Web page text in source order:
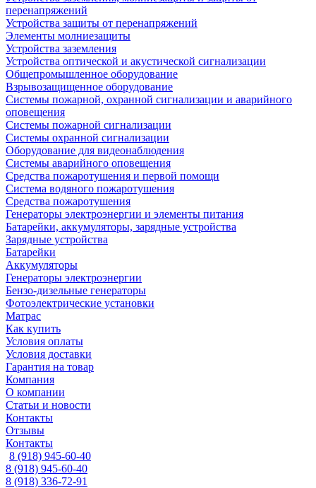
перенапряжений
Устройства защиты от перенапряжений
Элементы молниезащиты
Устройства заземления
Устройства оптической и акустической сигнализации
Общепромышленное оборудование
Взрывозащищенное оборудование
Системы пожарной, охранной сигнализации и аварийного
оповещения
Системы пожарной сигнализации
Системы охранной сигнализации
Оборудование для видеонаблюдения
Системы аварийного оповещения
Средства пожаротушения и первой помощи
Система водяного пожаротушения
Средства пожаротушения
Генераторы электроэнергии и элементы питания
Батарейки, аккумуляторы, зарядные устройства
Зарядные устройства
Батарейки
Аккумуляторы
Генераторы электроэнергии
Бензо-дизельные генераторы
Фотоэлектрические установки
Матрас
Как купить
Условия оплаты
Условия доставки
Гарантия на товар
Компания
О компании
Статьи и новости
Контакты
Отзывы
Контакты
8 (918) 945-60-40
8 (918) 945-60-40
8 (918) 336-72-91